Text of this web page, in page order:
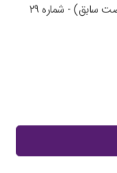
بین سمیه و انقلاب - خیابان شهید موسوی (فرصت سابق) - شماره ۲۹